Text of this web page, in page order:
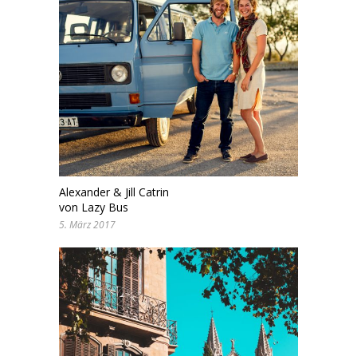
Alexander & Jill Catrin
von Lazy Bus
5. März 2017